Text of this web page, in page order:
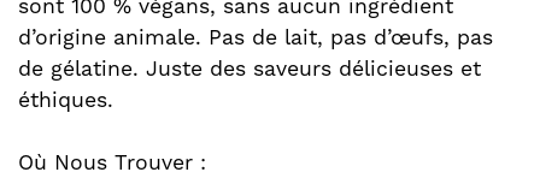
sont 100 % végans, sans aucun ingrédient
d’origine animale. Pas de lait, pas d’œufs, pas
de gélatine. Juste des saveurs délicieuses et
éthiques.
Où Nous Trouver :